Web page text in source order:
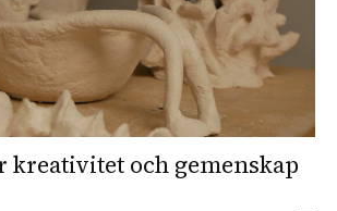
kreativitet och gemenskap